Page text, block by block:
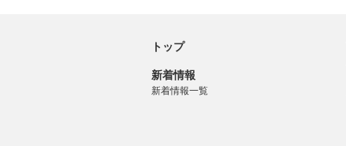
トップ
新着情報
新着情報一覧